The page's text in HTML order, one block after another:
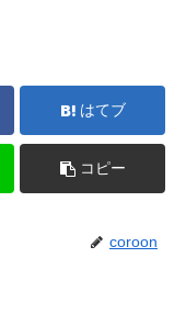
はてブ
コピー
coroon